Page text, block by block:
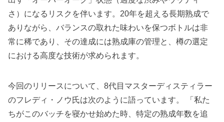
さ）になるリスクを伴います。20年を超える長期熟成で
ありながら、バランスの取れた味わいを保つボトルは非
常に稀であり、その達成には熟成庫の管理と、樽の選定
における高度な技術が求められます。
今回のリリースについて、8代目マスターディスティラー
のフレディ・ノウ氏は次のように語っています。 「私た
ちがこのバッチを寝かせ始めた時、特定の熟成年数を追